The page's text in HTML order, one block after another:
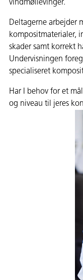
vindmøllevinger.
Deltagerne arbejder
kompositmaterialer,
skader samt korrekt
Undervisningen
specialiseret
Har I behov for et
og niveau til jeres